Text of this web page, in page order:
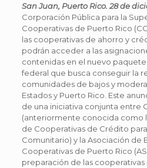
San Juan, Puerto Rico. 28 de
Corporación Pública para la
Cooperativas de Puerto Rico
las cooperativas de ahorro y
podrán acceder a las
contenidas en el nuevo
federal que busca conseguir la
comunidades de bajos y
Estados y Puerto Rico. Este
de una iniciativa conjunta entre
(anteriormente conocida como
de Cooperativas de Crédito
Comunitario) y la Asociación de
Cooperativas de Puerto Rico
preparación de las